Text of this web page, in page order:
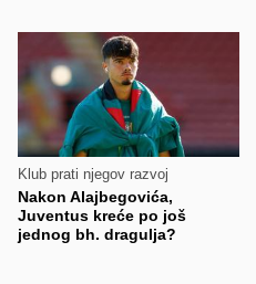
Klub prati njegov razvoj
Nakon Alajbegovića,
Juventus kreće po još
jednog bh. dragulja?